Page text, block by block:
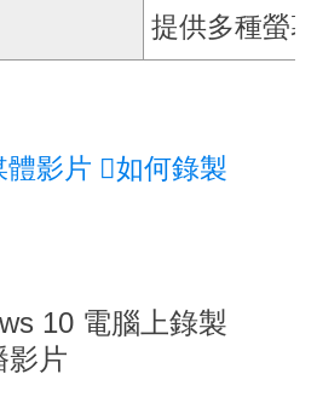
提供多種螢
體影片 如何錄製
10 電腦上錄製
影片